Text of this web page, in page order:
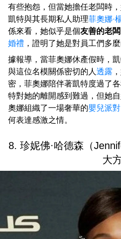
有些抱怨，但當她擔任老闆時
凱特與其長期私人助理菲奧娜·
係來看，她似乎是個友善的老闆
婚禮 ，證明了她是對員工們多麼
據報導，當菲奧娜休產假時，
與這位名模關係密切的人 透露
密，菲奧娜陪伴著凱特度過了
特對她的離開感到難過，但她
奧娜組織了一場奢華的嬰兒派對
何表達感激之情。
8. 珍妮佛·哈德森（
大